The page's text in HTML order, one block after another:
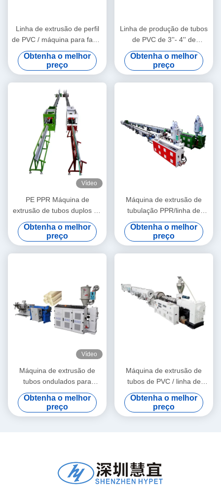
Linha de extrusão de perfil
de PVC / máquina para fazer
perfil de PVC
Obtenha o melhor
preço
Linha de produção de tubos
de PVC de 3''- 4'' de
qualidade estável com
extrusora de parafuso duplo
cônico HYZS65/132
Obtenha o melhor
preço
Vídeo
PE PPR Máquina de
extrusão de tubos duplos de
alta velocidade 16 - 32 MM
extrusora de parafuso único
SJ90/33
Obtenha o melhor
preço
Máquina de extrusão de
tubulação PPR/linha de
produção 20-63 da
tubulação PPR
Obtenha o melhor
preço
Vídeo
Máquina de extrusão de
tubos ondulados para
materiais granulados de PE
e PVC
Obtenha o melhor
preço
Máquina de extrusão de
tubos de PVC / linha de
produção de tubos de PVC
315-630
Obtenha o melhor
preço